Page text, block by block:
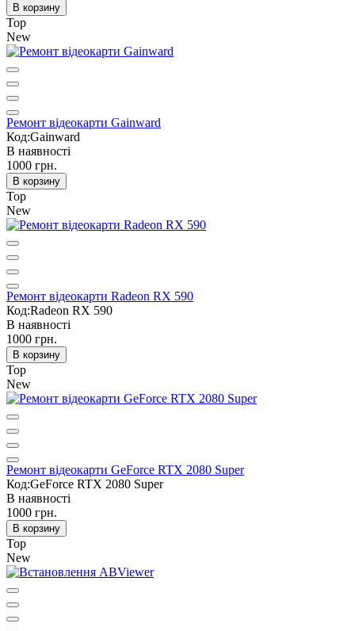
В корзину
Top
New
Ремонт відеокарти Gainward
Код:Gainward
В наявності
1000 грн.
В корзину
Top
New
Ремонт відеокарти Radeon RX 590
Код:Radeon RX 590
В наявності
1000 грн.
В корзину
Top
New
Ремонт відеокарти GeForce RTX 2080 Super
Код:GeForce RTX 2080 Super
В наявності
1000 грн.
В корзину
Top
New